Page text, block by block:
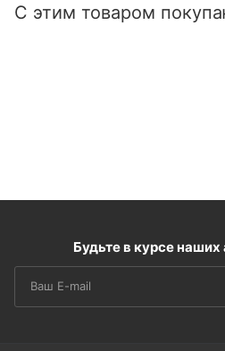
С этим товаром
Будьте в курсе наших